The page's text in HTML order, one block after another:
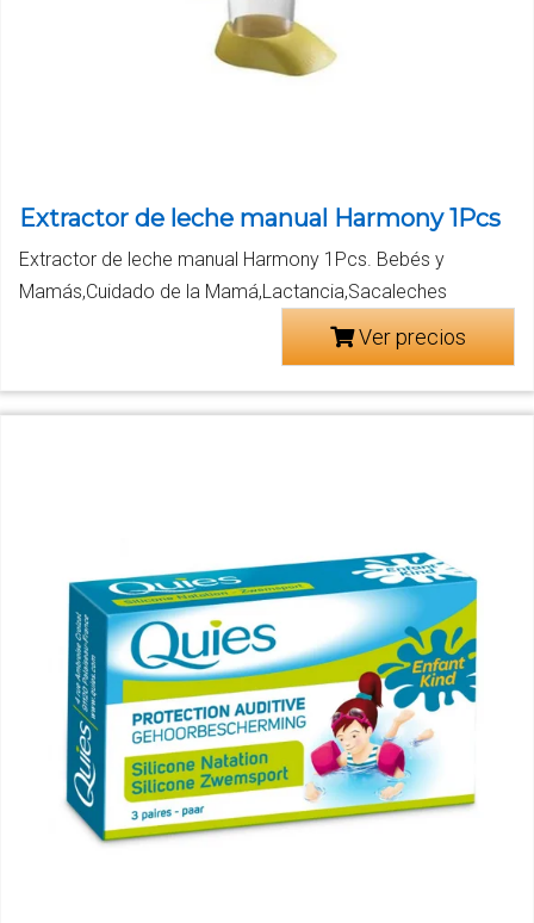
Extractor de leche manual Harmony 1Pcs
Extractor de leche manual Harmony 1Pcs. Bebés y
Mamás,Cuidado de la Mamá,Lactancia,Sacaleches
Ver precios